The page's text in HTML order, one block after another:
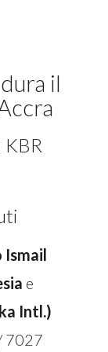
il
KBR
Ismail
e
Intl.)
7027